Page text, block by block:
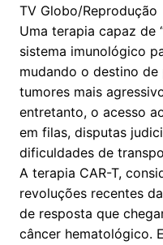
TV Globo/Reprodução
Uma terapia capaz de
sistema imunológico
mudando o destino
tumores mais
entretanto, o acesso
em filas, disputas
dificuldades de
A terapia CAR-T,
revoluções recentes
de resposta que
câncer hematológico.